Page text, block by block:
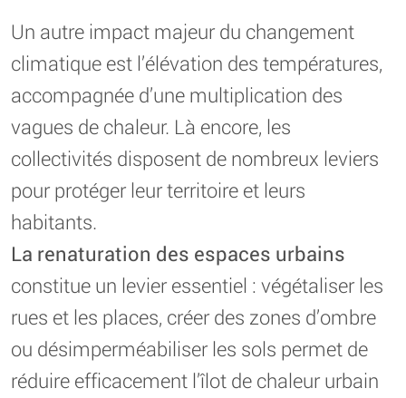
Un autre impact majeur du changement
climatique est l’élévation des températures,
accompagnée d’une multiplication des
vagues de chaleur. Là encore, les
collectivités disposent de nombreux leviers
pour protéger leur territoire et leurs
habitants.
La renaturation des espaces urbains
constitue un levier essentiel : végétaliser les
rues et les places, créer des zones d’ombre
ou désimperméabiliser les sols permet de
réduire efficacement l’îlot de chaleur urbain